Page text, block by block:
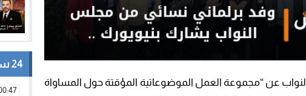
عن “مجموعة العمل الموضوعاتية المؤقتة حول المساواة
24 ساعة